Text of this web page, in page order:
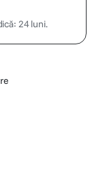
24 luni.